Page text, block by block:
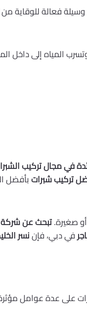
وسيلة فعالة للوقاية
المياه إلى داخل
في مجال تركيب
تركيب شبراتبأفضل
صغيرة.تبحث عن
في دبي، فإننسر
على عدة عوامل